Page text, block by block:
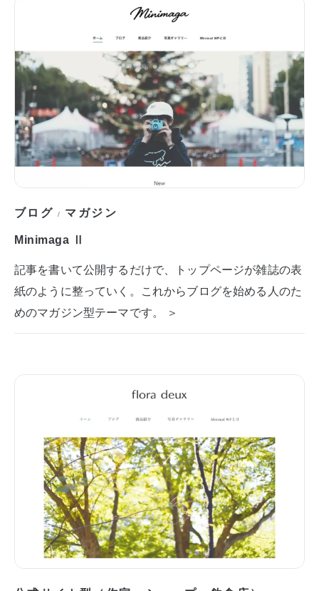
ブログ / マガジン
Minimaga Ⅱ
記事を書いて公開するだけで、トップページが雑誌の表
紙のように整っていく。これからブログを始める人のた
めのマガジン型テーマです。 ＞